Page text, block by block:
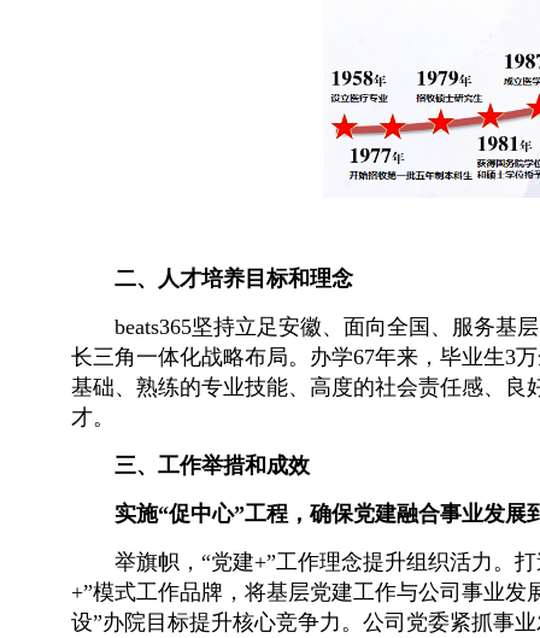
二、人才培养目标和理念
beats365坚持立足安徽、面向全国、服务基
长三角一体化战略布局。办学67年来，毕业生3
基础、熟练的专业技能、高度的社会责任感、良
才。
三、工作举措和成效
实施“促中心”工程，确保党建融合事业发展
举旗帜，“党建+”工作理念提升组织活力。
+”模式工作品牌，将基层党建工作与公司事业
设”办院目标提升核心竞争力。公司党委紧抓事